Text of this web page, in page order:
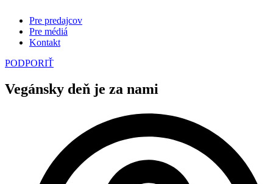
Pre predajcov
Pre médiá
Kontakt
PODPORIŤ
Vegánsky deň je za nami